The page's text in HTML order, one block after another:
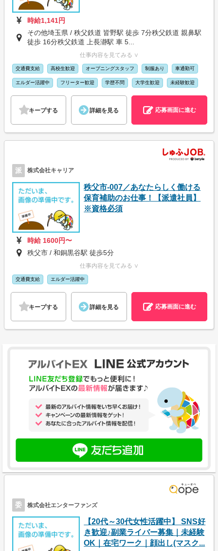
時給1,141円
その他埼玉県 / 秩父鉄道 皆野駅 徒歩 7分秩父鉄道 親鼻駅
徒歩 16分秩父鉄道 上長瀞駅 車 5...
仕事内容を見てみる ∨
交通費支給 高校生歓迎 オープニングスタッフ 制服あり 車通勤可
エルダー活躍中 フリーター歓迎 学歴不問 大学生歓迎 未経験歓迎
キープする 詳細を見る 応募画面に進む
派 株式会社キャリア
秩父市-007／あなたらしく働ける
保育補助のお仕事！【派遣社員】
※資格必須
時給 1600円〜
秩父市 / 和銅黒谷駅 徒歩5分
仕事内容を見てみる ∨
交通費支給 エルダー活躍中
キープする 詳細を見る 応募画面に進む
委 株式会社エンターファンズ
【20代～30代女性活躍中】 SNS好
き歓迎♪副業ライバー募集｜未経験
OK｜在宅ワーク｜顔出し(マスク...